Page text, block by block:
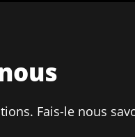
Fais-le nous